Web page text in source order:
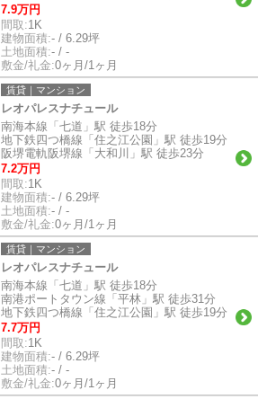
7.9万円
間取:1K
建物面積:- / 6.29坪
土地面積:- / -
敷金/礼金:0ヶ月/1ヶ月
賃貸｜マンション
レオパレスナチュール
南海本線「七道」駅 徒歩18分
地下鉄四つ橋線「住之江公園」駅 徒歩19分
阪堺電軌阪堺線「大和川」駅 徒歩23分
7.2万円
間取:1K
建物面積:- / 6.29坪
土地面積:- / -
敷金/礼金:0ヶ月/1ヶ月
賃貸｜マンション
レオパレスナチュール
南海本線「七道」駅 徒歩18分
南港ポートタウン線「平林」駅 徒歩31分
地下鉄四つ橋線「住之江公園」駅 徒歩19分
7.7万円
間取:1K
建物面積:- / 6.29坪
土地面積:- / -
敷金/礼金:0ヶ月/1ヶ月